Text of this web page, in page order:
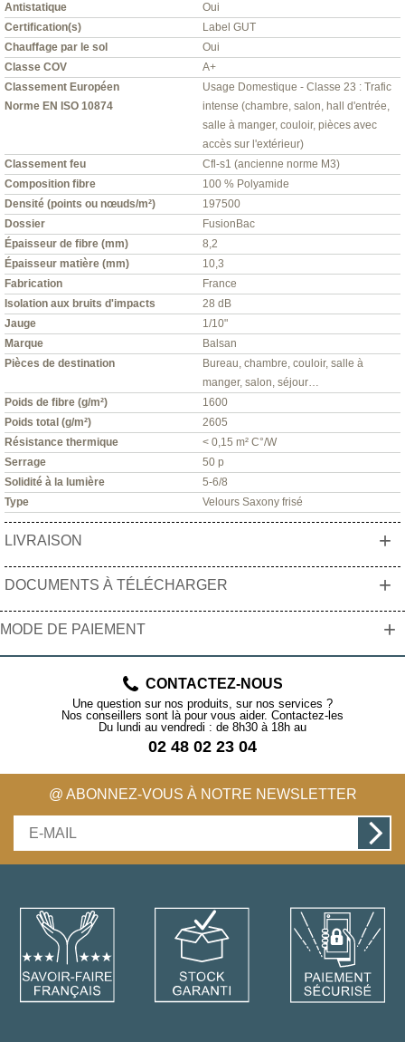
Antistatique
Oui
Certification(s)
Label GUT
Chauffage par le sol
Oui
Classe COV
A+
Classement Européen
Norme EN ISO 10874
Usage Domestique - Classe 23 : Trafic
intense (chambre, salon, hall d'entrée,
salle à manger, couloir, pièces avec
accès sur l'extérieur)
Classement feu
Cfl-s1 (ancienne norme M3)
Composition fibre
100 % Polyamide
Densité (points ou nœuds/m²)
197500
Dossier
FusionBac
Épaisseur de fibre (mm)
8,2
Épaisseur matière (mm)
10,3
Fabrication
France
Isolation aux bruits d'impacts
28 dB
Jauge
1/10"
Marque
Balsan
Pièces de destination
Bureau, chambre, couloir, salle à
manger, salon, séjour…
Poids de fibre (g/m²)
1600
Poids total (g/m²)
2605
Résistance thermique
< 0,15 m² C°/W
Serrage
50 p
Solidité à la lumière
5-6/8
Type
Velours Saxony frisé
LIVRAISON +
DOCUMENTS À TÉLÉCHARGER +
MODE DE PAIEMENT +
CONTACTEZ-NOUS
Une question sur nos produits, sur nos services ?
Nos conseillers sont là pour vous aider. Contactez-les
Du lundi au vendredi : de 8h30 à 18h au
02 48 02 23 04
@ ABONNEZ-VOUS À NOTRE NEWSLETTER